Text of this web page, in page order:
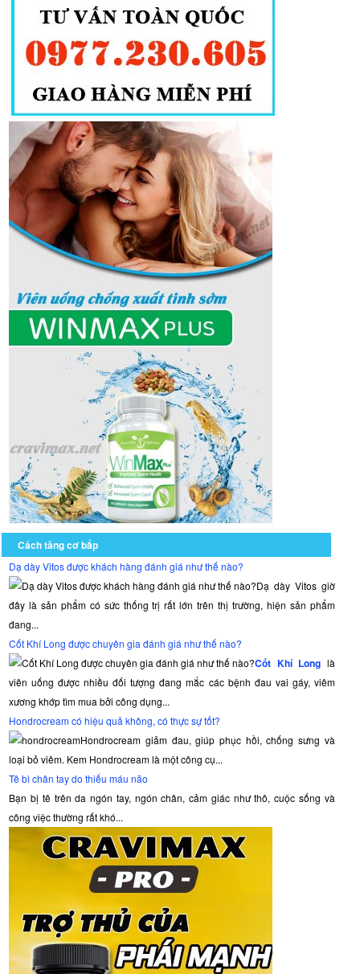
Cách tăng cơ bắp
Dạ dày Vitos được khách hàng đánh giá như thế nào?
Dạ dày Vitos giờ
đây là sản phẩm có sức thống trị rất lớn trên thị trường, hiện sản phẩm
đang...
Cốt Khí Long được chuyên gia đánh giá như thế nào?
Cốt Khí Long là
viên uống được nhiều đối tượng đang mắc các bệnh đau vai gáy, viêm
xương khớp tìm mua bởi công dụng...
Hondrocream có hiệu quả không, có thực sự tốt?
Hondrocream giảm đau, giúp phục hồi, chống sưng và
loại bỏ viêm. Kem Hondrocream là một công cụ...
Tê bì chân tay do thiếu máu não
Bạn bị tê trên da ngón tay, ngón chân, cảm giác như thô, cuộc sống và
công việc thường rất khó...